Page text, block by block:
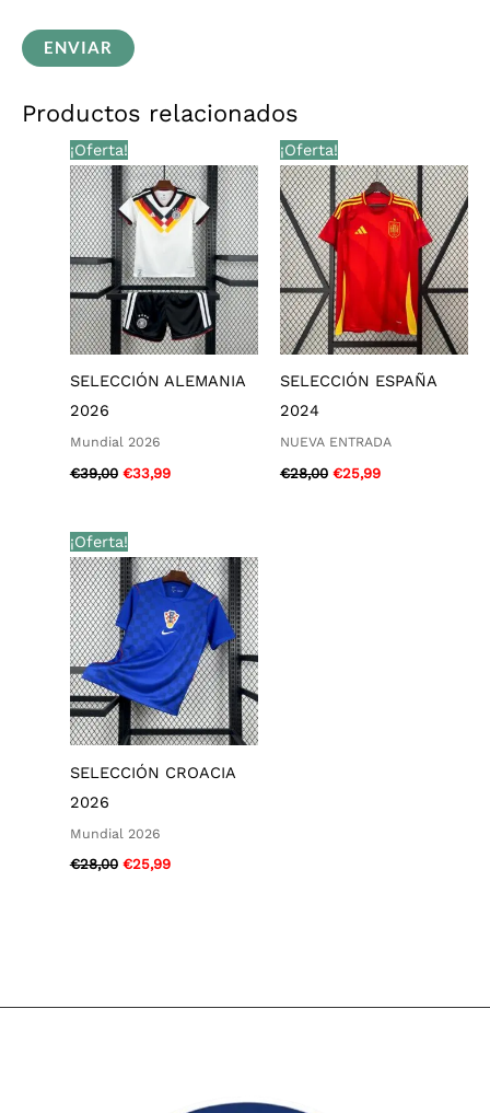
Productos relacionados
¡Oferta!
SELECCIÓN ALEMANIA
2026
Mundial 2026
€39,00
El
precio
original
era:
€39,00.
€33,99
precio
actual
es:
€33,99.
¡Oferta!
SELECCIÓN ESPAÑA
2024
NUEVA ENTRADA
€28,00
El
precio
original
era:
€28,00.
€25,99
precio
actual
es:
€25,99.
¡Oferta!
SELECCIÓN CROACIA
2026
Mundial 2026
€28,00
El
precio
original
era:
€28,00.
€25,99
precio
actual
es:
€25,99.